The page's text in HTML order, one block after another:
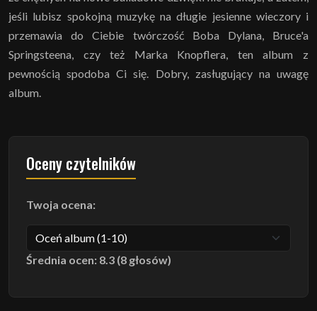
jeśli lubisz spokojną muzykę na długie jesienne wieczory i
przemawia do Ciebie twórczość Boba Dylana, Bruce'a
Springsteena, czy też Marka Knopflera, ten album z
pewnością spodoba Ci się. Dobry, zasługujący na uwagę
album.
Oceny czytelników
Twoja ocena:
Średnia ocen: 8.3 (8 głosów)